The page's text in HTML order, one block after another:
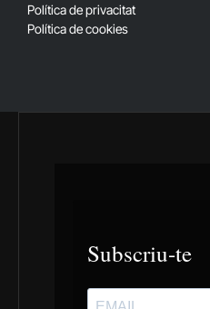
Política de privacitat
Política de cookies